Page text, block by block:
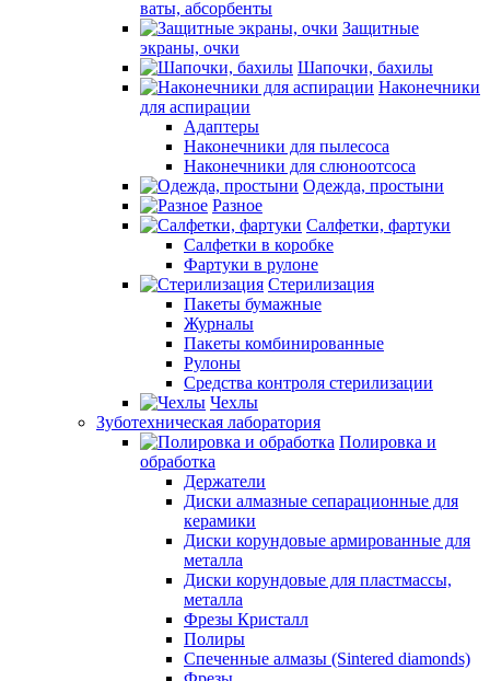
ваты, абсорбенты
Защитные
экраны, очки
Шапочки, бахилы
Наконечники
для аспирации
Адаптеры
Наконечники для пылесоса
Наконечники для слюноотсоса
Одежда, простыни
Разное
Салфетки, фартуки
Салфетки в коробке
Фартуки в рулоне
Стерилизация
Пакеты бумажные
Журналы
Пакеты комбинированные
Рулоны
Средства контроля стерилизации
Чехлы
Зуботехническая лаборатория
Полировка и
обработка
Держатели
Диски алмазные сепарационные для
керамики
Диски корундовые армированные для
металла
Диски корундовые для пластмассы,
металла
Фрезы Кристалл
Полиры
Спеченные алмазы (Sintered diamonds)